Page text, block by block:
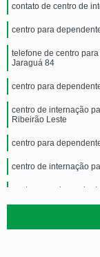
contato de centro de
centro para
telefone de centro
Jaraguá 84
centro para
centro de internação
Ribeirão Leste
centro para
centro de internação
centro para
centro para
centro para